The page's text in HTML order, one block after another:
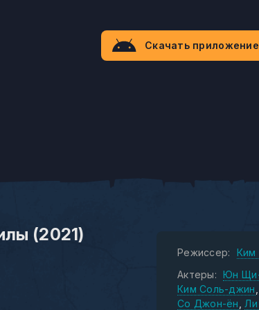
Скачать приложение
(2021)
Режиссер:
Ким
Актеры:
Юн
Ким Соль-джин
Со Джон-ён
Ли